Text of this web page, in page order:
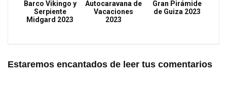
Barco Vikingo y
Serpiente
Midgard 2023
Autocaravana de
Vacaciones
2023
Gran Pirámide
de Guiza 2023
Estaremos encantados de leer tus comentarios